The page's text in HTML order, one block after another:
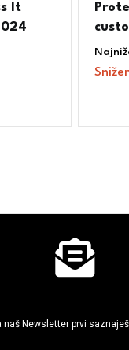
It
naš Newsletter prvi